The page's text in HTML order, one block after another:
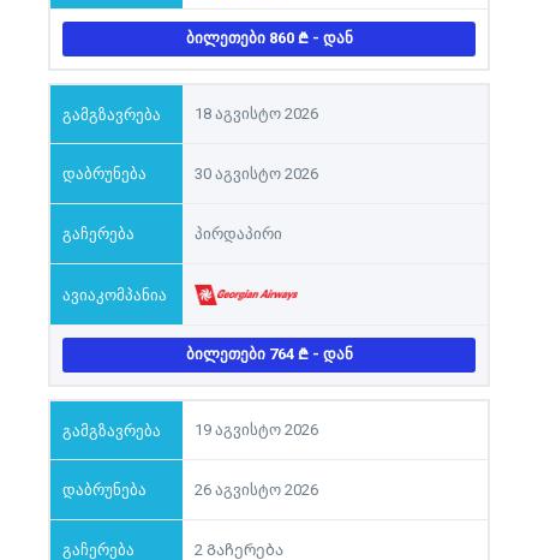
ᲑᲘᲚᲔᲗᲔᲑᲘ 860 - ᲓᲐᲜ
18 აგვისტო 2026
30 აგვისტო 2026
პირდაპირი
ᲑᲘᲚᲔᲗᲔᲑᲘ 764 - ᲓᲐᲜ
19 აგვისტო 2026
26 აგვისტო 2026
2 Გაჩერება